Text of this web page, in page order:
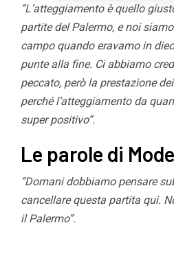
“L’atteggiamento è quello
partite del Palermo, e noi
campo quando eravamo in
punte alla fine. Ci abbiamo
peccato, però la prestazione
perché l’atteggiamento da
super positivo”.
Le parole di
“Domani dobbiamo pensare
cancellare questa partita qui.
il Palermo”.